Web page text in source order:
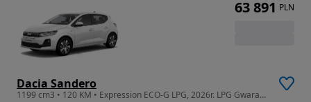
Dacia Sandero
1199 cm3 • 120 KM • Expression ECO-G LPG, 2026r. LPG Gwarancja Nowe Auto
63 891 PLN